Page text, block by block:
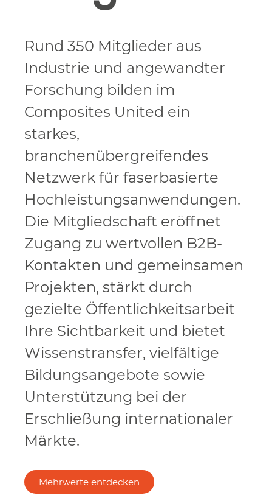
Rund 350 Mitglieder aus
Industrie und angewandter
Forschung bilden im
Composites United ein
starkes,
branchenübergreifendes
Netzwerk für faserbasierte
Hochleistungsanwendungen.
Die Mitgliedschaft eröffnet
Zugang zu wertvollen B2B-
Kontakten und gemeinsamen
Projekten, stärkt durch
gezielte Öffentlichkeitsarbeit
Ihre Sichtbarkeit und bietet
Wissenstransfer, vielfältige
Bildungsangebote sowie
Unterstützung bei der
Erschließung internationaler
Märkte.
Mehrwerte entdecken